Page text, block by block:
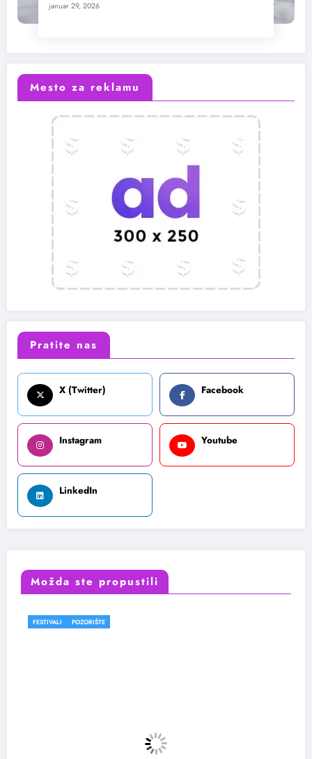
januar 29, 2026
Mesto za reklamu
Pratite nas
X (Twitter) Facebook
Instagram Youtube
LinkedIn
Možda ste propustili
FESTIVALI